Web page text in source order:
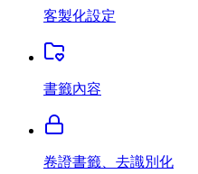
客製化設定
書籤內容
卷證書籤、去識別化